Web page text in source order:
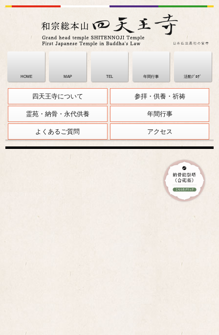
HOME MAP TEL 年間行事 活動ﾌﾞﾛｸﾞ
四天王寺について 参拝・供養・祈祷
霊苑・納骨・永代供養 年間行事
よくあるご質問 アクセス